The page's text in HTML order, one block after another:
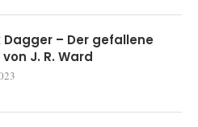
Dagger – Der gefallene
von J. R. Ward